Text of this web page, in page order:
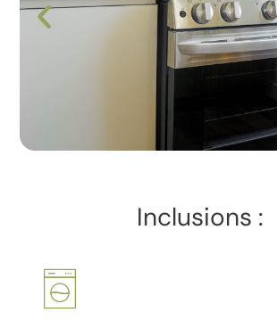
Inclusions :